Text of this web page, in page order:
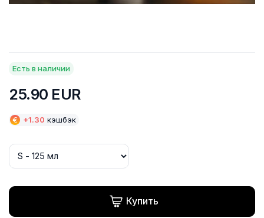
Есть в наличии
25.90 EUR
€ +1.30 кэшбэк
Купить